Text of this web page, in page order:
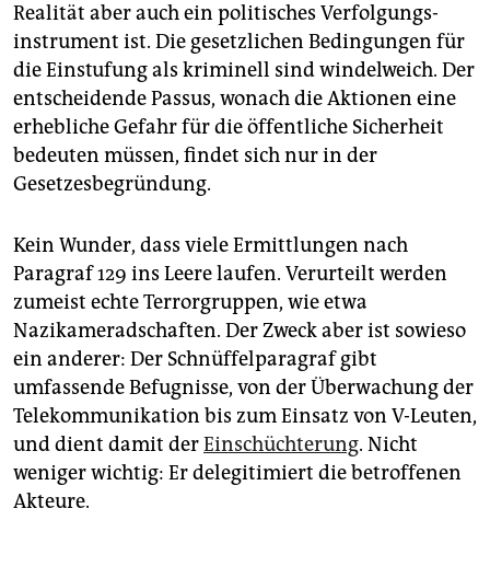
Realität aber auch ein politisches Verfolgungs­
instrument ist. Die gesetzlichen Bedingungen für
die Einstufung als kriminell sind windelweich. Der
entscheidende Passus, wonach die Aktionen eine
erhebliche Gefahr für die öffentliche Sicherheit
bedeuten müssen, findet sich nur in der
Gesetzesbegründung.
Kein Wunder, dass viele Ermittlungen nach
Paragraf 129 ins Leere laufen. Verurteilt werden
zumeist echte Terrorgruppen, wie etwa
Nazikameradschaften. Der Zweck aber ist sowieso
ein anderer: Der Schnüffelparagraf gibt
umfassende Befugnisse, von der Überwachung der
Telekommunikation bis zum Einsatz von V-Leuten,
und dient damit derEinschüchterung. Nicht
weniger wichtig: Er delegitimiert die betroffenen
Akteure.